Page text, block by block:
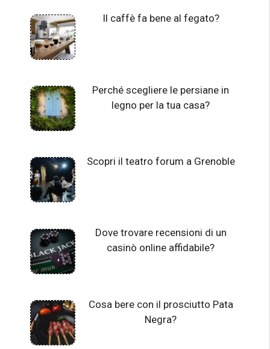
Il caffè fa bene al fegato?
Perché scegliere le persiane in
legno per la tua casa?
Scopri il teatro forum a Grenoble
Dove trovare recensioni di un
casinò online affidabile?
Cosa bere con il prosciutto Pata
Negra?